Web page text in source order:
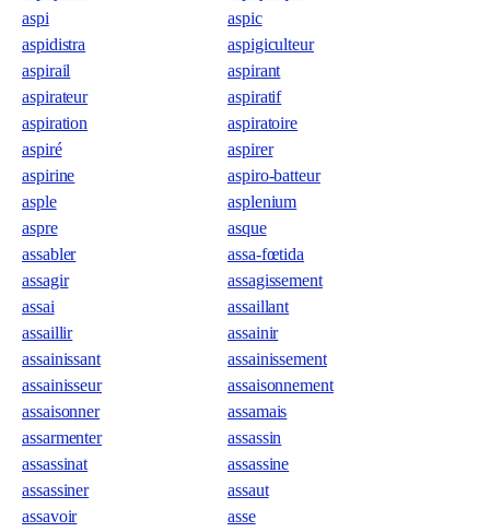
aspi
aspic
aspidistra
aspigiculteur
aspirail
aspirant
aspirateur
aspiratif
aspiration
aspiratoire
aspiré
aspirer
aspirine
aspiro-batteur
asple
asplenium
aspre
asque
assabler
assa-fœtida
assagir
assagissement
assai
assaillant
assaillir
assainir
assainissant
assainissement
assainisseur
assaisonnement
assaisonner
assamais
assarmenter
assassin
assassinat
assassine
assassiner
assaut
assavoir
asse